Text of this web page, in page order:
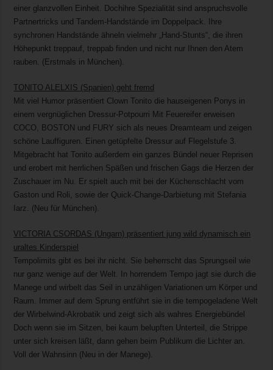
einer glanzvollen Einheit. Dochihre Spezialität sind anspruchsvolle
Partnertricks und Tandem-Handstände im Doppelpack. Ihre
synchronen Handstände ähneln vielmehr „Hand-Stunts“, die ihren
Höhepunkt treppauf, treppab finden und nicht nur Ihnen den Atem
rauben. (Erstmals in München).
TONITO ALELXIS (Spanien) geht fremd
Mit viel Humor präsentiert Clown Tonito die hauseigenen Ponys in
einem vergnüglichen Dressur-Potpourri Mit Feuereifer erweisen
COCO, BOSTON und FURY sich als neues Dreamteam und zeigen
schöne Lauffiguren. Einen getüpfelte Dressur auf Flegelstufe 3.
Mitgebracht hat Tonito außerdem ein ganzes Bündel neuer Reprisen
und erobert mit herrlichen Späßen und frischen Gags die Herzen der
Zuschauer im Nu. Er spielt auch mit bei der Küchenschlacht vom
Gaston und Roli, sowie der Quick-Change-Darbietung mit Stefania
Iarz. (Neu für München).
VICTORIA CSORDAS (Ungarn) präsentiert jung wild dynamisch ein
uraltes Kinderspiel
Tempolimits gibt es bei ihr nicht. Sie beherrscht das Sprungseil wie
nur ganz wenige auf der Welt. In horrendem Tempo jagt sie durch die
Manege und wirbelt das Seil in unzähligen Variationen um Körper und
Raum. Immer auf dem Sprung entführt sie in die tempogeladene Welt
der Wirbelwind-Akrobatik und zeigt sich als wahres Energiebündel
Doch wenn sie im Sitzen, bei kaum belupften Unterteil, die Strippe
unter sich kreisen läßt, dann gehen beim Publikum die Lichter an.
Voll der Wahnsinn (Neu in der Manege).